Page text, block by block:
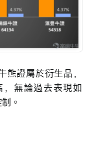
證屬於衍生品，
無論過去表現如
。